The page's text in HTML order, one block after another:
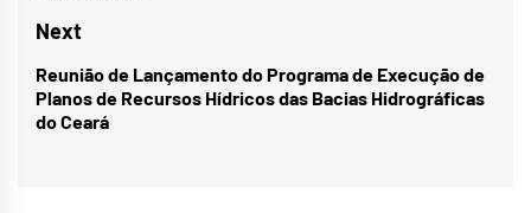
Next
Next
post:
Reunião de Lançamento do Programa de Execução de
Planos de Recursos Hídricos das Bacias Hidrográficas
do Ceará